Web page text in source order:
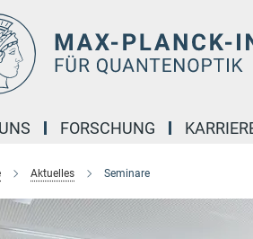
FORSCHUNG
Aktuelles Seminare